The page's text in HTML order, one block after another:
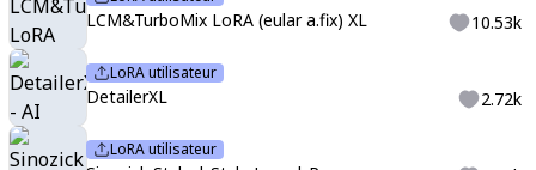
LCM&TurboMix LoRA (eular a.fix) XL 10.53k
LoRA utilisateur
DetailerXL 2.72k
LoRA utilisateur